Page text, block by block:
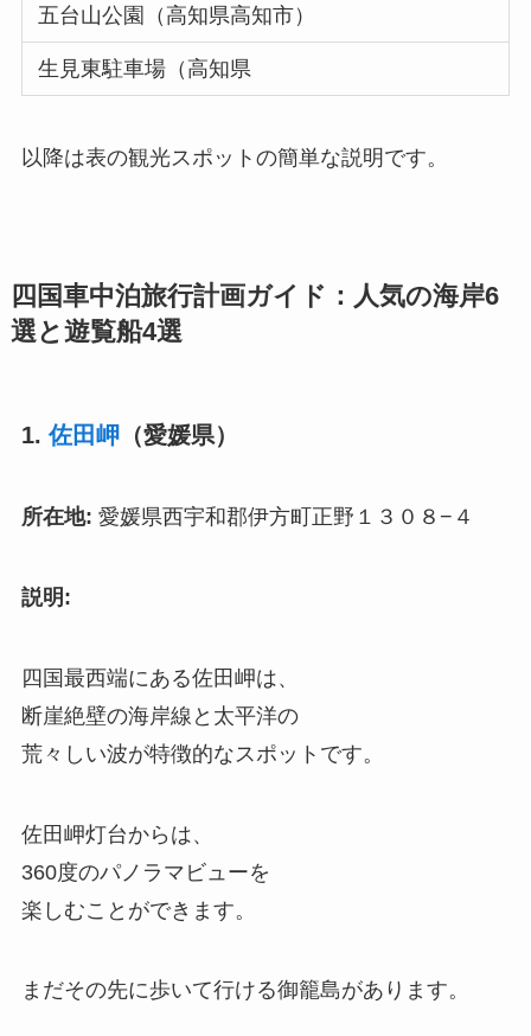
五台山公園（高知県高知市）
生見東駐車場（高知県
以降は表の観光スポットの簡単な説明です。
四国車中泊旅行計画ガイド：人気の海岸6
選と遊覧船4選
1.佐田岬（愛媛県）
所在地: 愛媛県西宇和郡伊方町正野１３０８−４
説明:
四国最西端にある佐田岬は、
断崖絶壁の海岸線と太平洋の
荒々しい波が特徴的なスポットです。
佐田岬灯台からは、
360度のパノラマビューを
楽しむことができます。
まだその先に歩いて行ける御籠島があります。